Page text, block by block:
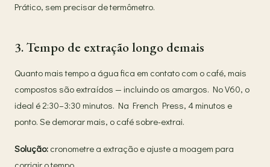
Prático, sem precisar de termômetro.
3. Tempo de extração longo demais
Quanto mais tempo a água fica em contato com o café, mais
compostos são extraídos — incluindo os amargos. No V60, o
ideal é 2:30–3:30 minutos. Na French Press, 4 minutos e
ponto. Se demorar mais, o café sobre-extrai.
Solução: cronometre a extração e ajuste a moagem para
corrigir o tempo.